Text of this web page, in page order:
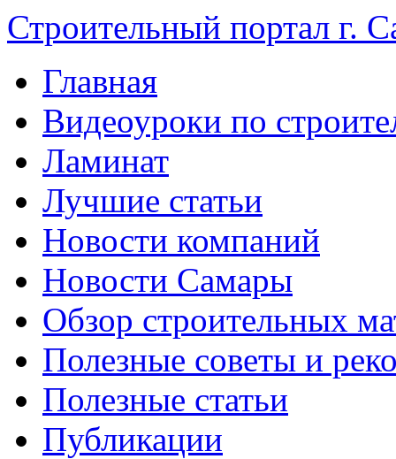
Строительный портал г.
Главная
Видеоуроки по
Ламинат
Лучшие статьи
Новости компаний
Новости Самары
Обзор строительных
Полезные советы и
Полезные статьи
Публикации